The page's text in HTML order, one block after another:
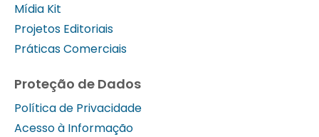
Mídia Kit
Projetos Editoriais
Práticas Comerciais
Proteção de Dados
Política de Privacidade
Acesso à Informação